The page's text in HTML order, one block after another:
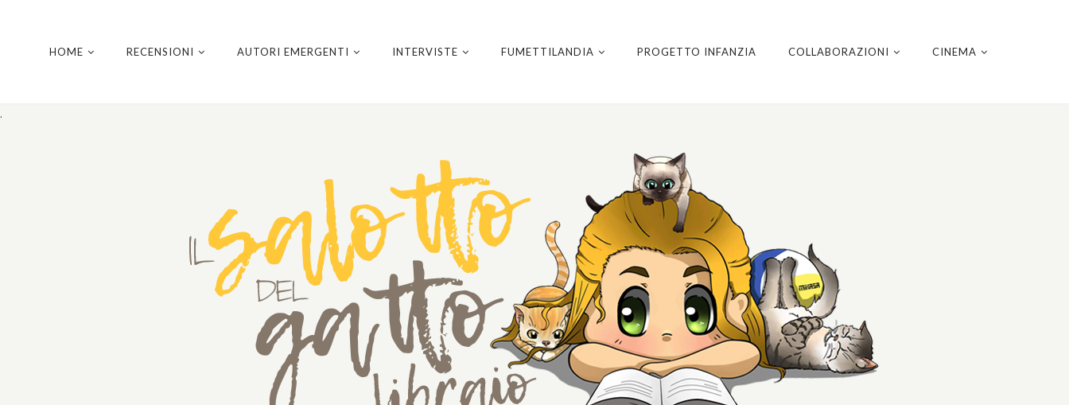
.
HOME RECENSIONI AUTORI EMERGENTI INTERVISTE FUMETTILANDIA PROGETTO INFANZIA COLLABORAZIONI CINEMA